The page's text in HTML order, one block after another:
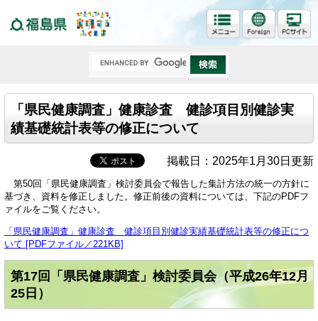
「県民健康調査」健康診査 健診項目別健診実
績基礎統計表等の修正について
掲載日：2025年1月30日更新
第50回「県民健康調査」検討委員会で報告した集計方法の統一の方針に
基づき、資料を修正しました。修正前後の資料については、下記のPDFフ
ァイルをご覧ください。
「県民健康調査」健康診査 健診項目別健診実績基礎統計表等の修正につ
いて [PDFファイル／221KB]
第17回「県民健康調査」検討委員会（平成26年12月
25日）